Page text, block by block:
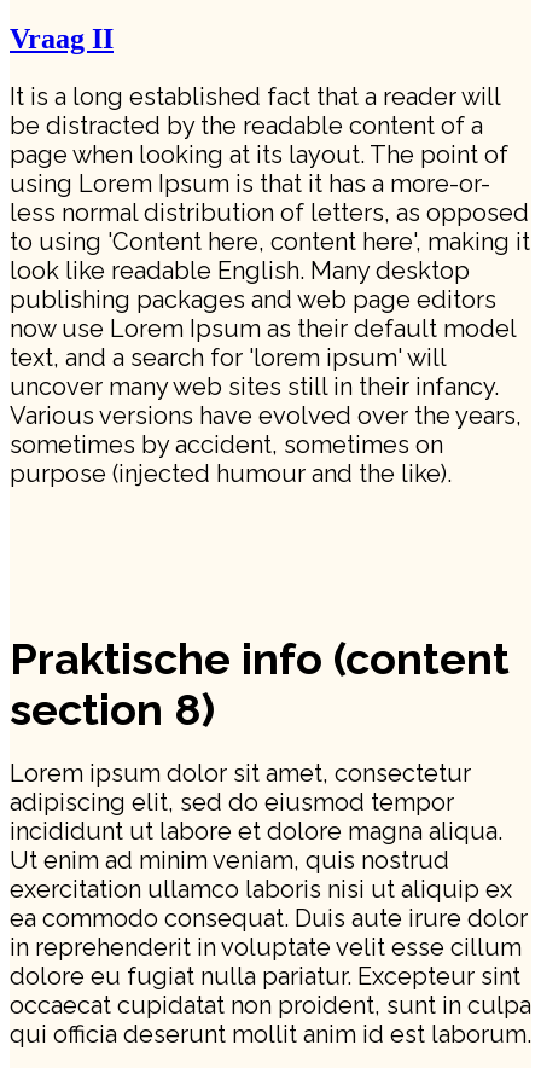
Vraag II
It is a long established fact that a reader will
be distracted by the readable content of a
page when looking at its layout. The point of
using Lorem Ipsum is that it has a more-or-
less normal distribution of letters, as opposed
to using 'Content here, content here', making it
look like readable English. Many desktop
publishing packages and web page editors
now use Lorem Ipsum as their default model
text, and a search for 'lorem ipsum' will
uncover many web sites still in their infancy.
Various versions have evolved over the years,
sometimes by accident, sometimes on
purpose (injected humour and the like).
Praktische info (content
section 8)
Lorem ipsum dolor sit amet, consectetur
adipiscing elit, sed do eiusmod tempor
incididunt ut labore et dolore magna aliqua.
Ut enim ad minim veniam, quis nostrud
exercitation ullamco laboris nisi ut aliquip ex
ea commodo consequat. Duis aute irure dolor
in reprehenderit in voluptate velit esse cillum
dolore eu fugiat nulla pariatur. Excepteur sint
occaecat cupidatat non proident, sunt in culpa
qui officia deserunt mollit anim id est laborum.